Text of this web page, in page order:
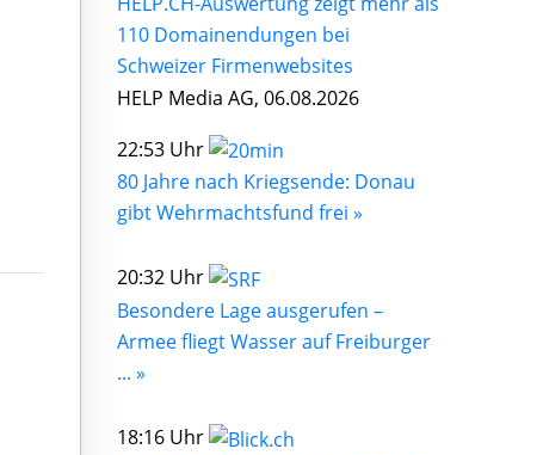
110 Domainendungen bei
Schweizer Firmenwebsites
HELP Media AG, 06.08.2026
22:53 Uhr
80 Jahre nach Kriegsende: Donau
gibt Wehrmachtsfund frei »
20:32 Uhr
Besondere Lage ausgerufen –
Armee fliegt Wasser auf Freiburger
... »
18:16 Uhr